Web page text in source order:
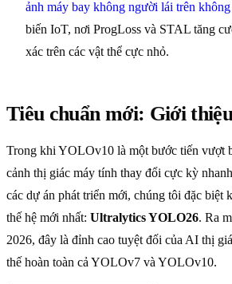
ảnh máy bay không người lái trên không
biến IoT, nơi ProgLoss và STAL tăng
xác trên các vật thể cực nhỏ.
Tiêu chuẩn mới: Giới
Trong khi YOLOv10 là một bước tiến vượt
cảnh thị giác máy tính thay đổi cực kỳ
các dự án phát triển mới, chúng tôi đặc biệt
thế hệ mới nhất: Ultralytics YOLO26. Ra
2026, đây là đỉnh cao tuyệt đối của AI thị
thế hoàn toàn cả YOLOv7 và YOLOv10.